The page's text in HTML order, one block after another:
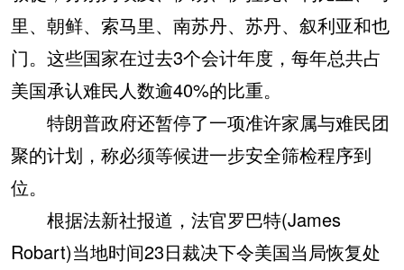
里、朝鲜、索马里、南苏丹、苏丹、叙利亚和也
门。这些国家在过去3个会计年度，每年总共占
美国承认难民人数逾40%的比重。
特朗普政府还暂停了一项准许家属与难民团
聚的计划，称必须等候进一步安全筛检程序到
位。
根据法新社报道，法官罗巴特(James
Robart)当地时间23日裁决下令美国当局恢复处